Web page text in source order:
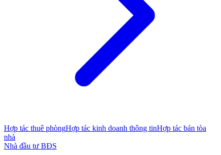
Hợp tác thuê phòngHợp tác kinh doanh thông tinHợp tác bán tòa
nhà
Nhà đầu tư BĐS